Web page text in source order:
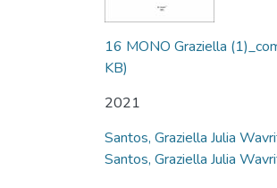
16 MONO Graziella
KB)
2021
Santos, Graziella Julia
Santos, Graziella Julia